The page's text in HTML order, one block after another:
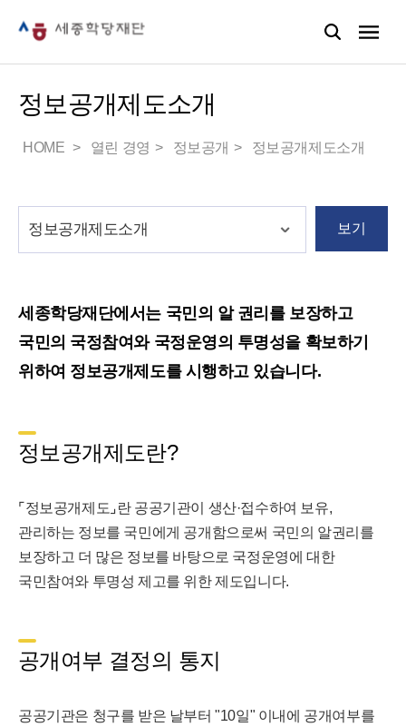
정보공개제도소개
HOME 열린 경영 정보공개 정보공개제도소개
보기
세종학당재단에서는 국민의 알 권리를 보장하고
국민의 국정참여와 국정운영의 투명성을 확보하기
위하여 정보공개제도를 시행하고 있습니다.
정보공개제도란?
⌜정보공개제도⌟란 공공기관이 생산·접수하여 보유,
관리하는 정보를 국민에게 공개함으로써 국민의 알권리를
보장하고 더 많은 정보를 바탕으로 국정운영에 대한
국민참여와 투명성 제고를 위한 제도입니다.
공개여부 결정의 통지
공공기관은 청구를 받은 날부터 "10일" 이내에 공개여부를